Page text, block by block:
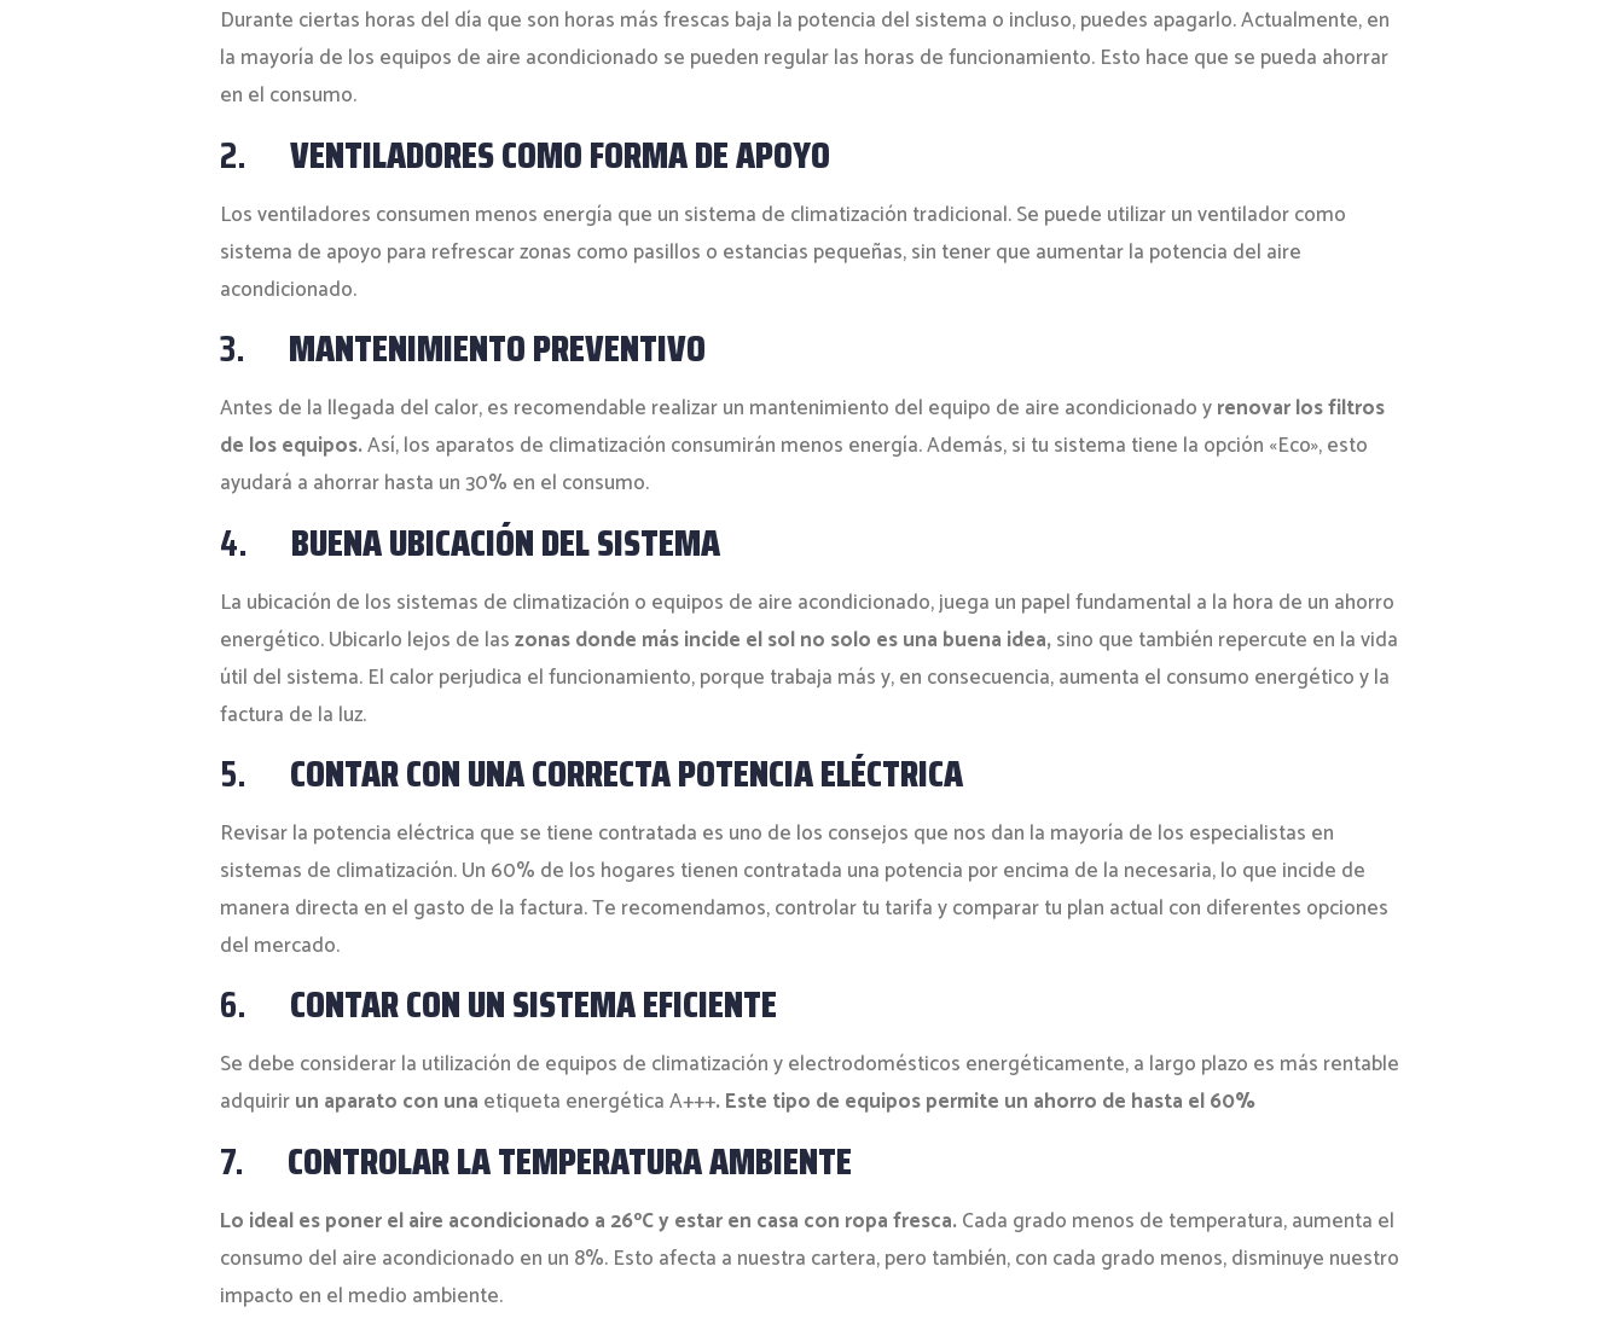
Durante ciertas horas del día que son horas más frescas baja la potencia del sistema o incluso, puedes apagarlo. Actualmente, en
la mayoría de los equipos de aire acondicionado se pueden regular las horas de funcionamiento. Esto hace que se pueda ahorrar
en el consumo.
2. VENTILADORES COMO FORMA DE APOYO
Los ventiladores consumen menos energía que un sistema de climatización tradicional. Se puede utilizar un ventilador como
sistema de apoyo para refrescar zonas como pasillos o estancias pequeñas, sin tener que aumentar la potencia del aire
acondicionado.
3. MANTENIMIENTO PREVENTIVO
Antes de la llegada del calor, es recomendable realizar un mantenimiento del equipo de aire acondicionado yrenovar los filtros
de los equipos.Así, los aparatos de climatización consumirán menos energía. Además, si tu sistema tiene la opción «Eco», esto
ayudará a ahorrar hasta un 30% en el consumo.
4. BUENA UBICACIÓN DEL SISTEMA
La ubicación de los sistemas de climatización o equipos de aire acondicionado, juega un papel fundamental a la hora de un ahorro
energético. Ubicarlo lejos de laszonas donde más incide el sol no solo es una buena idea,sino que también repercute en la vida
útil del sistema. El calor perjudica el funcionamiento, porque trabaja más y, en consecuencia, aumenta el consumo energético y la
factura de la luz.
5. CONTAR CON UNA CORRECTA POTENCIA ELÉCTRICA
Revisar la potencia eléctrica que se tiene contratada es uno de los consejos que nos dan la mayoría de los especialistas en
sistemas de climatización. Un 60% de los hogares tienen contratada una potencia por encima de la necesaria, lo que incide de
manera directa en el gasto de la factura. Te recomendamos, controlar tu tarifa y comparar tu plan actual con diferentes opciones
del mercado.
6. CONTAR CON UN SISTEMA EFICIENTE
Se debe considerar la utilización de equipos de climatización y electrodomésticos energéticamente, a largo plazo es más rentable
adquirirun aparato con una etiqueta energética A+++. Este tipo de equipos permite un ahorro de hasta el 60%
7. CONTROLAR LA TEMPERATURA AMBIENTE
Lo ideal es poner el aire acondicionado a 26ºC y estar en casa con ropa fresca.Cada grado menos de temperatura, aumenta el
consumo del aire acondicionado en un 8%. Esto afecta a nuestra cartera, pero también, con cada grado menos, disminuye nuestro
impacto en el medio ambiente.